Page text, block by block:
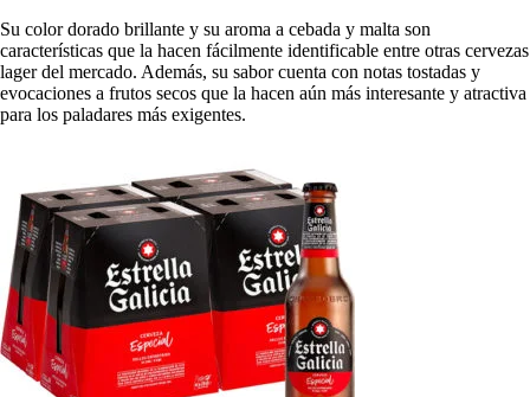
Su color dorado brillante y su aroma a cebada y malta son
características que la hacen fácilmente identificable entre otras cervezas
lager del mercado. Además, su sabor cuenta con notas tostadas y
evocaciones a frutos secos que la hacen aún más interesante y atractiva
para los paladares más exigentes.